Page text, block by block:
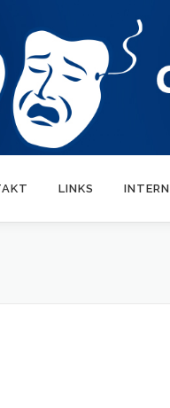
LINKS INTERN